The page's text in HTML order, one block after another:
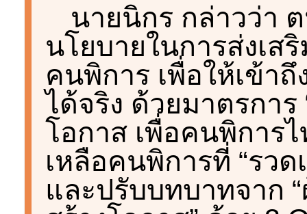
นายนิกร กล่าวว่า
นโยบายในการส่งเ
คนพิการ เพื่อให้เข้า
ได้จริง ด้วยมาตรกา
โอกาส เพื่อคนพิการ
เหลือคนพิการที่ “รว
และปรับบทบาทจาก